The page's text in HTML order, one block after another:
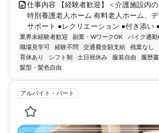
仕事内容 【経験者歓迎】＜介護施設内
特別養護老人ホーム 有料老人ホーム、
サポート ●レクリエーション ●付き添い
業界未経験者歓迎 副業・WワークOK バイク通勤
職場見学可
経験不問 交通費全額支給 残業なし
育休あり
シフト制 土日祝休み 服装自由 履歴
髪型・髪色自由
アルバイト・パート